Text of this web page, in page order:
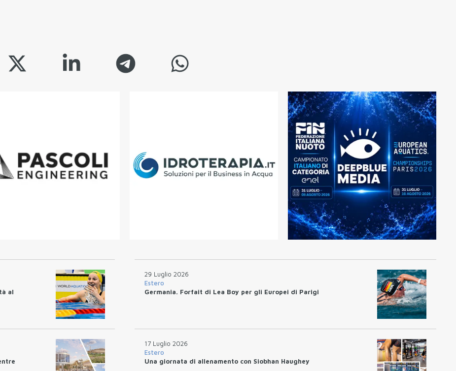
al
29 Luglio 2026
Estero
Germania. Forfait di Lea Boy per gli Europei di Parigi
17 Luglio 2026
Estero
Una giornata di allenamento con Siobhan Haughey